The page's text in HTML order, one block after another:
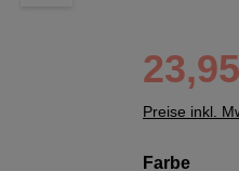
Preise inkl.
Farbe